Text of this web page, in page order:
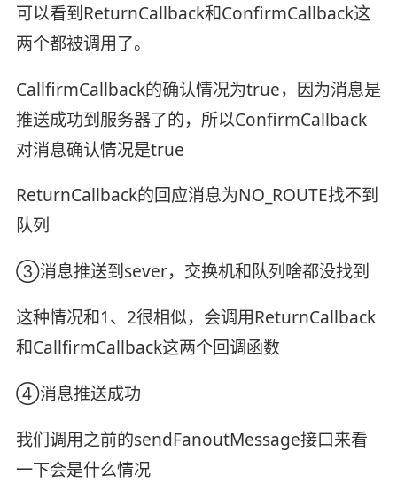
可以看到ReturnCallback和ConfirmCallback这
两个都被调用了。
CallfirmCallback的确认情况为true，因为消息是
推送成功到服务器了的，所以ConfirmCallback
对消息确认情况是true
ReturnCallback的回应消息为NO_ROUTE找不到
队列
③消息推送到sever，交换机和队列啥都没找到
这种情况和1、2很相似，会调用ReturnCallback
和CallfirmCallback这两个回调函数
④消息推送成功
我们调用之前的sendFanoutMessage接口来看
一下会是什么情况